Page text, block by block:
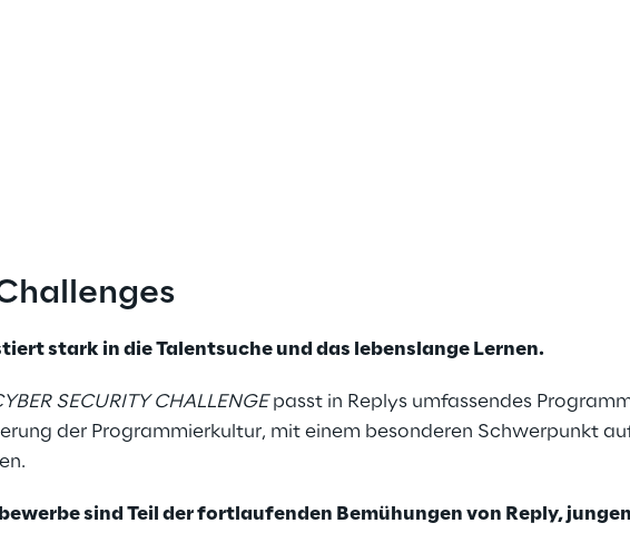
stark in die Talentsuche und das lebenslange Lernen.
SECURITY CHALLENGE passt in Replys umfassendes
der Programmierkultur, mit einem besonderen Schwerpunkt
sind Teil der fortlaufenden Bemühungen von Reply,